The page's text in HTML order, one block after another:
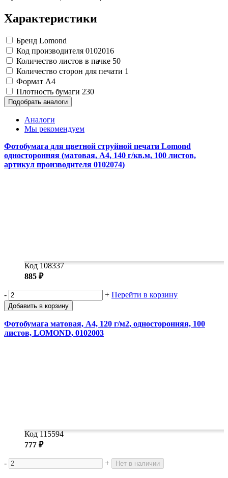
Замки прочие
Пленки солнцезащитные для окон
Характеристики
Бренд Lomond
Код производителя 0102016
Количество листов в пачке 50
Количество сторон для печати 1
Формат A4
Плотность бумаги 230
Подобрать аналоги
Аналоги
Мы рекомендуем
Фотобумага для цветной струйной печати Lomond
односторонняя (матовая, А4, 140 г/кв.м, 100 листов,
артикул производителя 0102074)
Код 108337
885 ₽
- + Перейти в корзину
Добавить в корзину
Фотобумага матовая, А4, 120 г/м2, односторонняя, 100
листов, LOMOND, 0102003
Код 115594
777 ₽
- + Нет в наличии